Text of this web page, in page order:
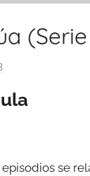
r
episodios se